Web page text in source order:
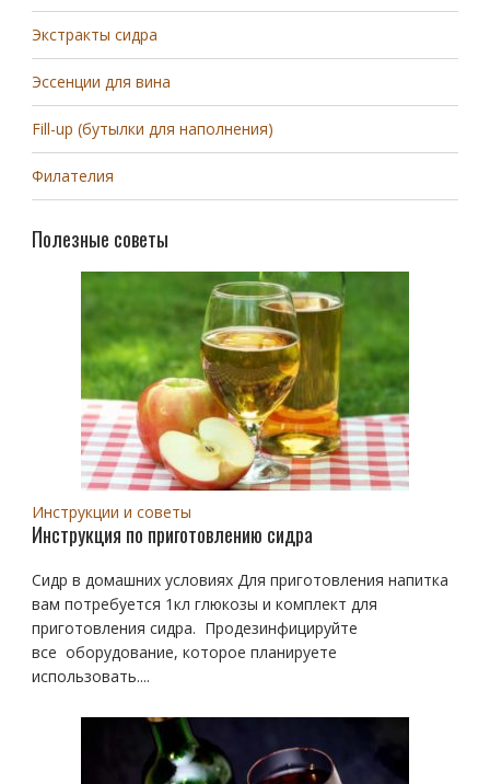
Экстракты сидра
Эссенции для вина
Fill-up (бутылки для наполнения)
Филателия
Полезные советы
Инструкции и советы
Инструкция по приготовлению сидра
Сидр в домашних условиях Для приготовления напитка
вам потребуется 1кл глюкозы и комплект для
приготовления сидра. Продезинфицируйте
все оборудование, которое планируете
использовать....